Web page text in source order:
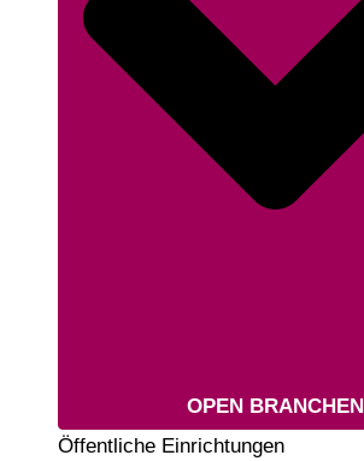
OPEN BRANCHEN
Öffentliche Einrichtungen